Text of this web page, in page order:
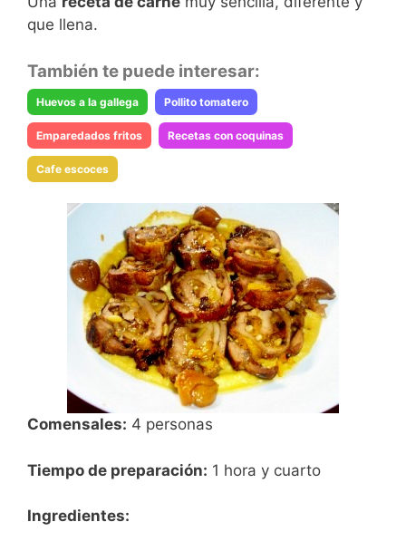
que llena.
También te puede interesar:
Huevos a la gallega Pollito tomatero
Emparedados fritos Recetas con coquinas
Cafe escoces
Comensales: 4 personas
Tiempo de preparación: 1 hora y cuarto
Ingredientes: